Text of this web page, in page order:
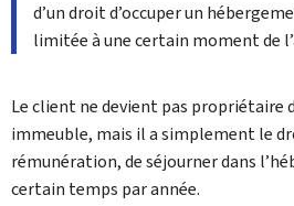
d’un droit d’occuper un
limitée à une certain moment de
Le client ne devient pas propriétaire
immeuble, mais il a simplement le
rémunération, de séjourner dans
certain temps par année.